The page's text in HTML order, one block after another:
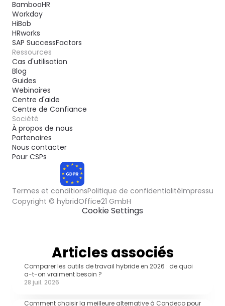
Articles associés
Comparer les outils de travail hybride en 2026 : de quoi
a-t-on vraiment besoin ?
28 juil. 2026
Comment choisir la meilleure alternative à Condeco pour
BambooHR
Workday
HiBob
HRworks
SAP SuccessFactors
Ressources
Cas d'utilisation
Blog
Guides
Webinaires
Centre d'aide
Centre de Confiance
Société
À propos de nous
Partenaires
Nous contacter
Pour CSPs
COMPLIANT
Termes et conditionsPolitique de confidentialitéImpressum
Cookie Settings